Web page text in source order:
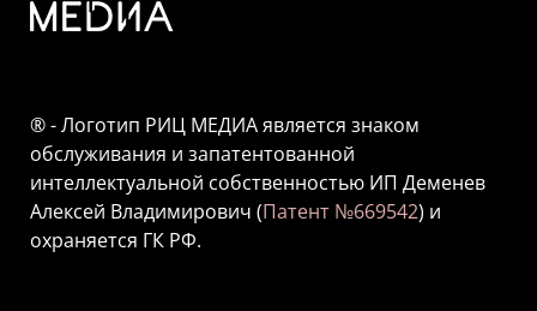
® - Логотип РИЦ МЕДИА является знаком
обслуживания и запатентованной
интеллектуальной собственностью ИП Деменев
Алексей Владимирович (Патент №669542) и
охраняется ГК РФ.